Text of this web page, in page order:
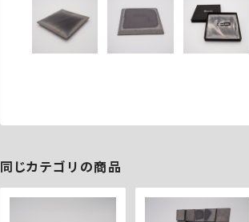
同じカテゴリの商品